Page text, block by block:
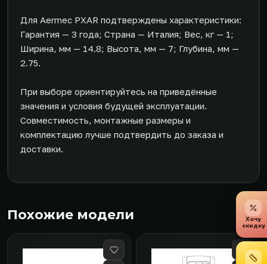
Для Aermec PXAR подтверждены характеристики:
Гарантия — 3 года; Страна — Италия; Вес, кг — 1;
Ширина, мм — 14.8; Высота, мм — 7; Глубина, мм —
2.75.
При выборе ориентируйтесь на приведённые
значения и условия будущей эксплуатации.
Совместимость, монтажные размеры и
комплектацию лучше подтвердить до заказа и
доставки.
Похожие модели
Хочу
скидку